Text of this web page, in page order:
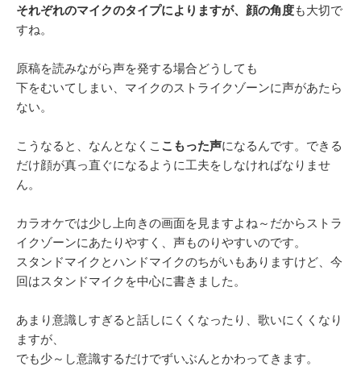
それぞれのマイクのタイプによりますが、 顔の角度も大切で
すね。
原稿を読みながら声を発する場合どうしても
下をむいてしまい、マイクのストライクゾーンに声があたら
ない。
こうなると、なんとなくこ こもった声になるんです。できる
だけ顔が真っ直ぐになるように工夫をしなければなりませ
ん。
カラオケでは少し上向きの画面を見ますよね～だからストラ
イクゾーンにあたりやすく、声ものりやすいのです。
スタンドマイクとハンドマイクのちがいもありますけど、今
回はスタンドマイクを中心に書きました。
あまり意識しすぎると話しにくくなったり、歌いにくくなり
ますが、
でも少～し意識するだけでずいぶんとかわってきます。